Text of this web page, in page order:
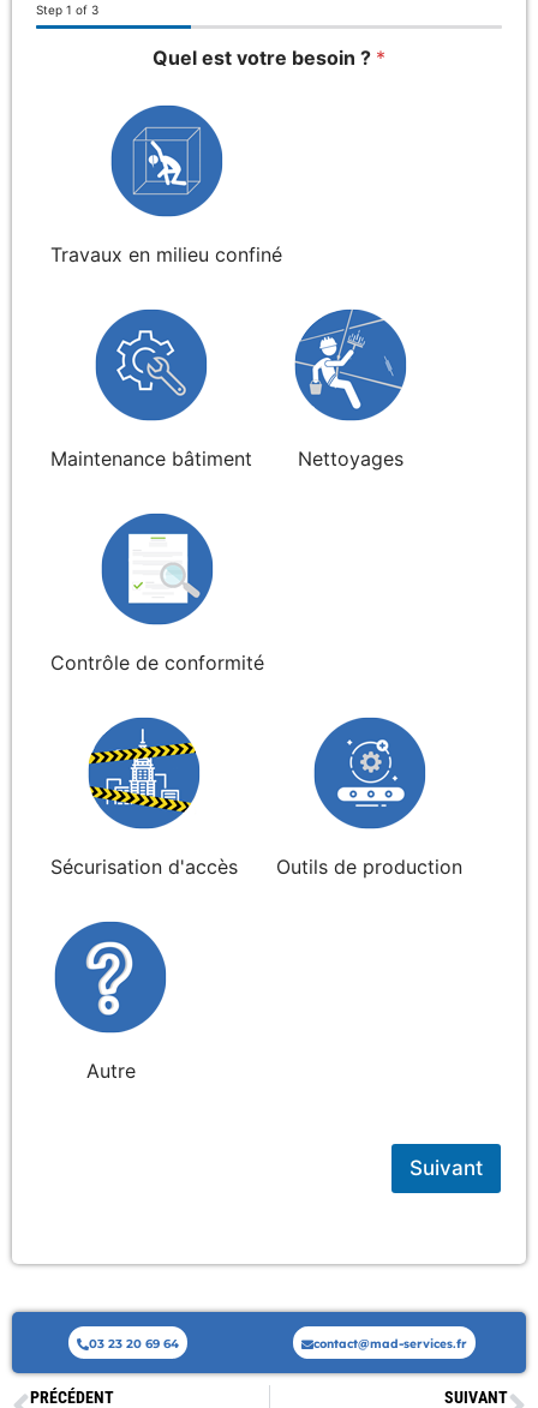
Step 1 of 3
Quel est votre besoin ? *
Travaux en milieu confiné
Maintenance bâtiment Nettoyages
Contrôle de conformité
Sécurisation d'accès Outils de production
Autre
Suivant
03 23 20 69 64 contact@mad-services.fr
PRÉCÉDENT SUIVANT